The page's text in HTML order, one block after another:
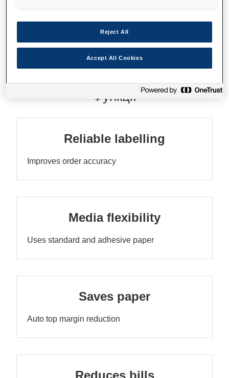
Find support
Функції
Reliable labelling
Improves order accuracy
Media flexibility
Uses standard and adhesive paper
Saves paper
Auto top margin reduction
Reduces bills
Reject All
Accept All Cookies